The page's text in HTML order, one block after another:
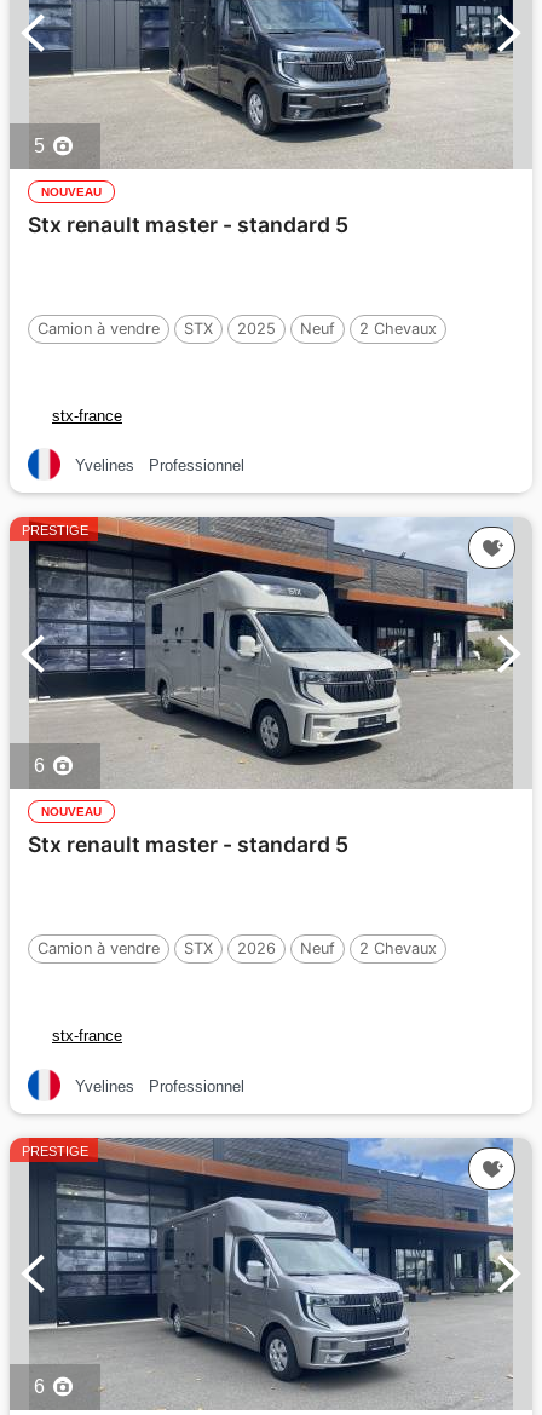
5
NOUVEAU
Stx renault master - standard 5
Camion à vendre STX 2025 Neuf 2 Chevaux
stx-france
Yvelines Professionnel
PRESTIGE
6
NOUVEAU
Stx renault master - standard 5
Camion à vendre STX 2026 Neuf 2 Chevaux
stx-france
Yvelines Professionnel
PRESTIGE
6